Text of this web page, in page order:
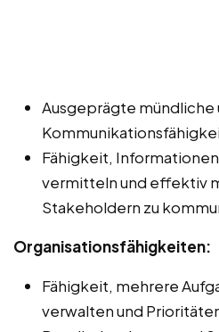
Ausgeprägte
Fähigkeit,
vermitteln und effektiv
Stakeholdern zu
Organisationsfähigkeiten:
Fähigkeit, mehrere
verwalten und